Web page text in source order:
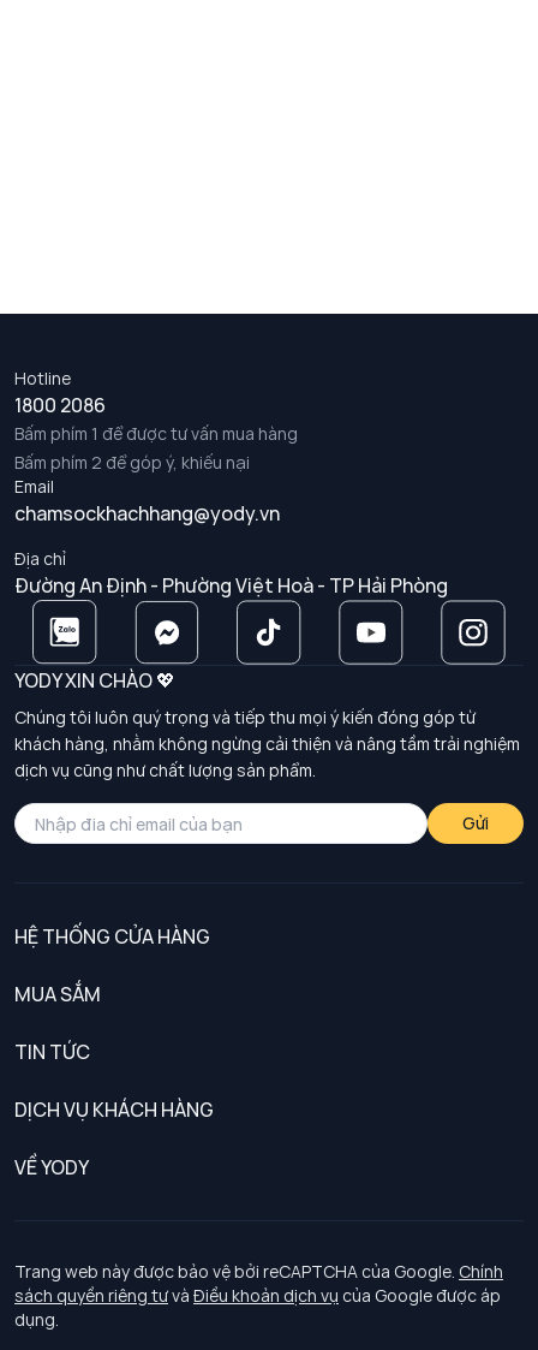
Hotline
1800 2086
Bấm phím 1 để được tư vấn mua hàng
Bấm phím 2 để góp ý, khiếu nại
Email
chamsockhachhang@yody.vn
Địa chỉ
Đường An Định - Phường Việt Hoà - TP Hải Phòng
YODY XIN CHÀO 💖
Chúng tôi luôn quý trọng và tiếp thu mọi ý kiến đóng góp từ
khách hàng, nhằm không ngừng cải thiện và nâng tầm trải nghiệm
dịch vụ cũng như chất lượng sản phẩm.
Gửi
HỆ THỐNG CỬA HÀNG
MUA SẮM
TIN TỨC
DỊCH VỤ KHÁCH HÀNG
Chính sách khách hàng thân thiết
Chính sách bảo vệ dữ liệu cá nhân
Chính sách thanh toán, giao nhận
VỀ YODY
Tuyển dụng
Trang web này được bảo vệ bởi reCAPTCHA của Google. Chính
sách quyền riêng tưvà Điều khoản dịch vụ của Google được áp
dụng.